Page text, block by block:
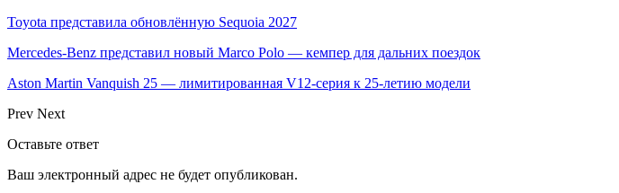
Toyota представила обновлённую Sequoia 2027
Mercedes-Benz представил новый Marco Polo — кемпер для дальних поездок
Aston Martin Vanquish 25 — лимитированная V12-серия к 25-летию модели
Prev Next
Оставьте ответ
Ваш электронный адрес не будет опубликован.